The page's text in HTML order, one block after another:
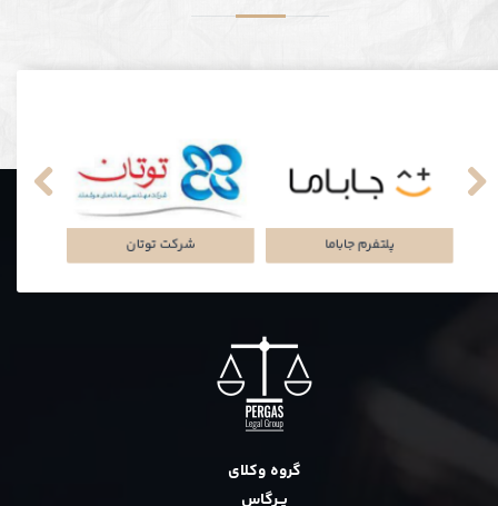
شرکت توتان پلتفرم جاباما
گروه وکلای
پــرگاس